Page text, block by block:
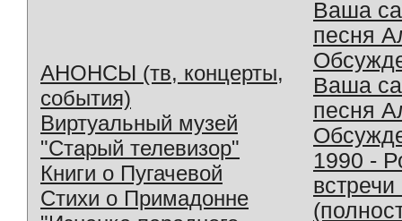
АНОНСЫ (тв, концерты,
события)
Виртуальный музей
"Старый телевизор"
Книги о Пугачевой
Стихи о Примадонне
Ваша
песня
Ваша
песня
1990 -